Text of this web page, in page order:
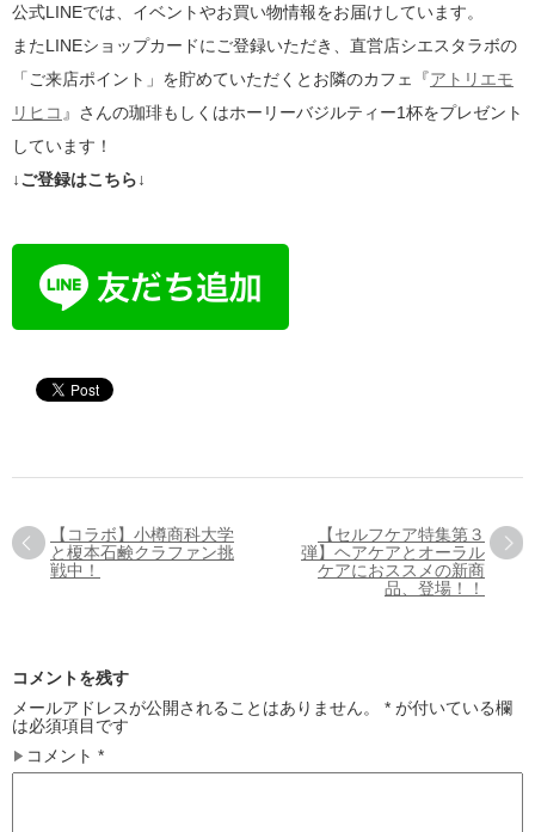
公式LINEでは、イベントやお買い物情報をお届けしています。
またLINEショップカードにご登録いただき、直営店シエスタラボの
「ご来店ポイント」を貯めていただくとお隣のカフェ『アトリエモ
リヒコ 』さんの珈琲もしくはホーリーバジルティー1杯をプレゼント
しています！
↓ご登録はこちら↓
【コラボ】小樽商科大学
と榎本石鹸クラファン挑
戦中！
【セルフケア特集第３
弾】ヘアケアとオーラル
ケアにおススメの新商
品、登場！！
コメントを残す
メールアドレスが公開されることはありません。
* が付いている欄
は必須項目です
コメント *